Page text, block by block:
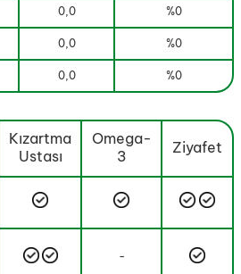
0,0 %0
0,0 %0
0,0 %0
Kızartma
Ustası
Omega-
3
Ziyafet
-